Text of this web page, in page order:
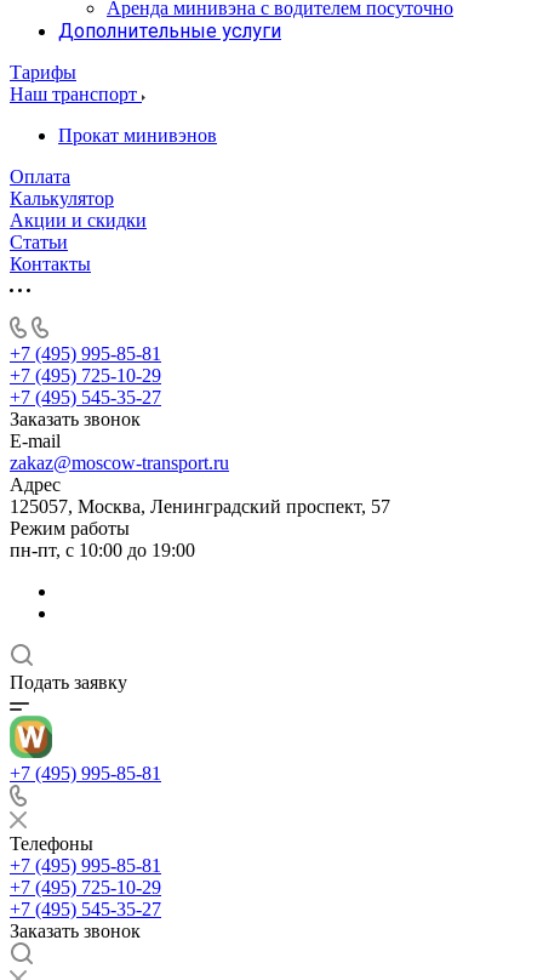
Аренда минивэна с водителем посуточно
Дополнительные услуги
Тарифы
Наш транспорт
Прокат минивэнов
Оплата
Калькулятор
Акции и скидки
Статьи
Контакты
+7 (495) 995-85-81
+7 (495) 725-10-29
+7 (495) 545-35-27
Заказать звонок
E-mail
zakaz@moscow-transport.ru
Адрес
125057, Москва, Ленинградский проспект, 57
Режим работы
пн-пт, с 10:00 до 19:00
Подать заявку
+7 (495) 995-85-81
Телефоны
+7 (495) 995-85-81
+7 (495) 725-10-29
+7 (495) 545-35-27
Заказать звонок